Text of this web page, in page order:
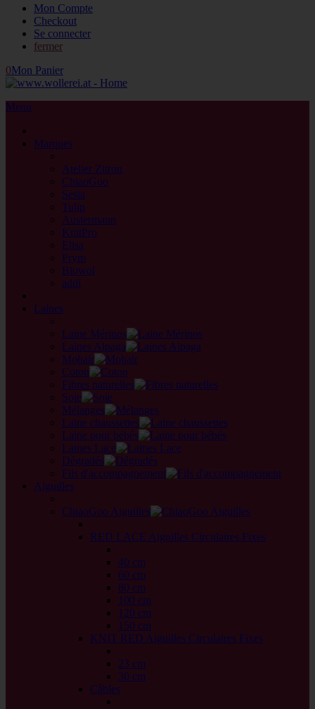
Mon Compte
Checkout
Se connecter
fermer
0Mon Panier
Menu
Marques
Atelier Zitron
ChiaoGoo
Sesia
Tulip
Austermann
KnitPro
Elisa
Prym
Biowol
addi
Laines
Laine Mérinos
Laines Alpaga
Mohair
Coton
Fibres naturelles
Soie
Mélanges
Laine chaussettes
Laine pour bébés
Laines Lace
Dégradés
Fils d'accompagnement
Aiguilles
ChiaoGoo Aiguilles
RED LACE Aiguilles Circulaires Fixes
40 cm
60 cm
80 cm
100 cm
120 cm
150 cm
KNIT RED Aiguilles Circulaires Fixes
23 cm
30 cm
Câbles